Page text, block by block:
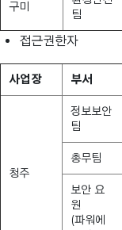
구미
팀
접근권한자
사업장 부서
청주
정보보안
팀
총무팀
보안 요
원
(파워에